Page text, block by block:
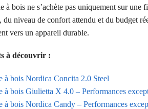
à bois ne s’achète pas uniquement sur
du niveau de confort attendu et du budget
vers un appareil durable.
à découvrir :
à bois Nordica Concita 2.0 Steel
à bois Giulietta X 4.0 – Performances
à bois Nordica Candy – Performances